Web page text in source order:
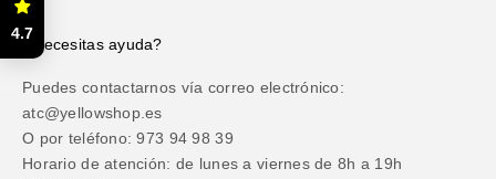
¿Necesitas ayuda?
Puedes contactarnos vía correo electrónico:
atc@yellowshop.es
O por teléfono: 973 94 98 39
Horario de atención: de lunes a viernes de 8h a 19h
4.7